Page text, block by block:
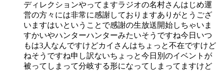
ディレクションやってますラジオの名村さんはじめ運
営の方々には非常に感謝しておりますありがとうござ
いますはいということで感謝の生放送開始しちゃいま
すかいやハンターハンターみたいそうですね今日いつ
もは3人なんですけどカイさんはちょっと不在ですけど
ねそうですね申し訳ないちょっと今日別のイベントが
被ってしまって分岐する形になってしまってますけど